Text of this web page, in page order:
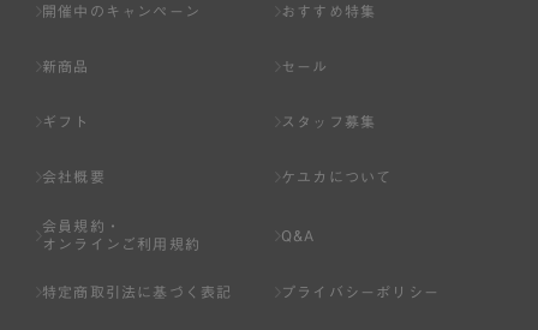
ページへの入力、または弊社が別途指定する方法に従って
基づき判断した場合は、弊社は、その登録を取り消すこと
のいずれかの事由に該当する場合は、その登録を拒否し、
または事前に通知することなく一旦なされた登録を取り消
開催中のキャンペーン おすすめ特集
新商品 セール
ギフト スタッフ募集
会社概要 ケユカについて
会員規約・
オンラインご利用規約
Q&A
特定商取引法に基づく表記 プライバシーポリシー